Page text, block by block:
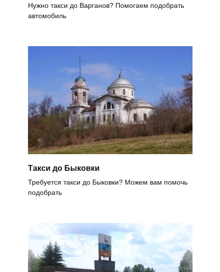
Нужно такси до Варганов? Помогаем подобрать
автомобиль
Такси до Быковки
Требуется такси до Быковки? Можем вам помочь
подобрать